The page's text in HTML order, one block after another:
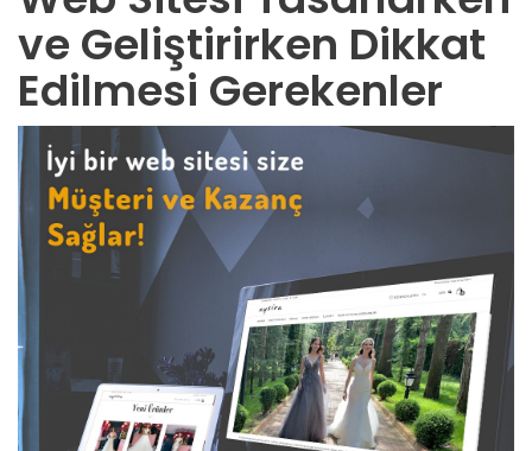
ve Geliştirirken Dikkat
Edilmesi Gerekenler